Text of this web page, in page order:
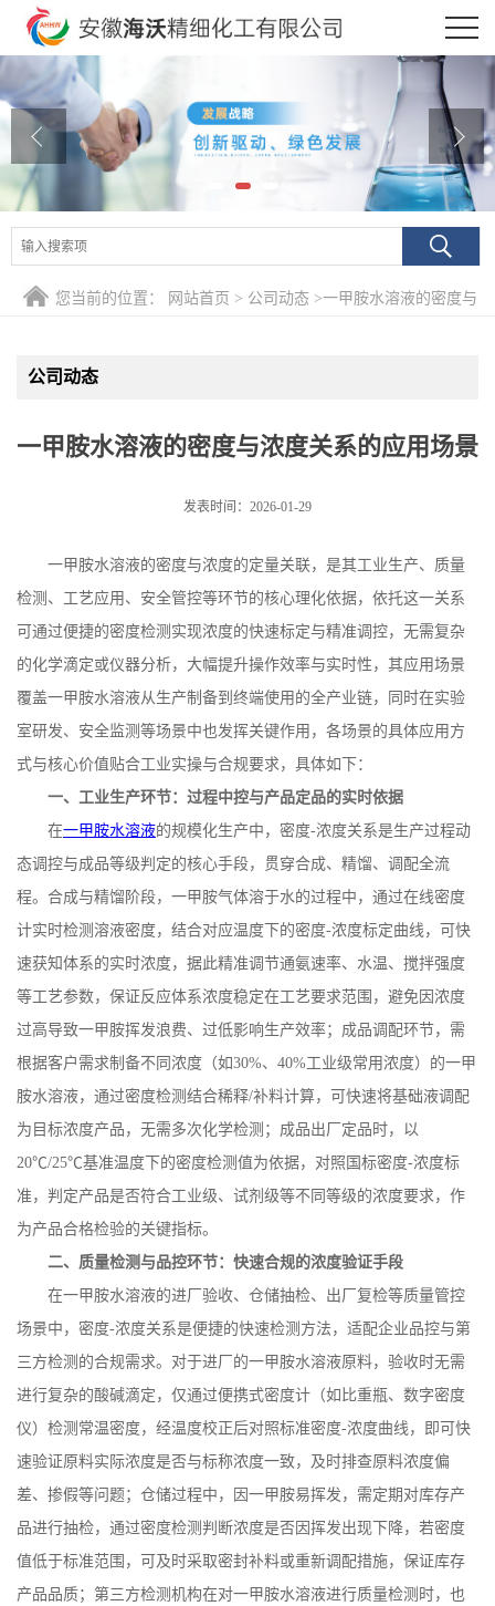
公司首页
公司介绍
公司动态
产品展厅
在线留言
您当前的位置： 网站首页 > 公司动态 >一甲胺水溶液的密度与
公司动态
一甲胺水溶液的密度与浓度关系的应用场景
发表时间：2026-01-29
一甲胺水溶液的密度与浓度的定量关联，是其工业生产、质量
检测、工艺应用、安全管控等环节的核心理化依据，依托这一关系
可通过便捷的密度检测实现浓度的快速标定与精准调控，无需复杂
的化学滴定或仪器分析，大幅提升操作效率与实时性，其应用场景
覆盖一甲胺水溶液从生产制备到终端使用的全产业链，同时在实验
室研发、安全监测等场景中也发挥关键作用，各场景的具体应用方
式与核心价值贴合工业实操与合规要求，具体如下：
一、工业生产环节：过程中控与产品定品的实时依据
在一甲胺水溶液的规模化生产中，密度-浓度关系是生产过程动
态调控与成品等级判定的核心手段，贯穿合成、精馏、调配全流
程。合成与精馏阶段，一甲胺气体溶于水的过程中，通过在线密度
计实时检测溶液密度，结合对应温度下的密度-浓度标定曲线，可快
速获知体系的实时浓度，据此精准调节通氨速率、水温、搅拌强度
等工艺参数，保证反应体系浓度稳定在工艺要求范围，避免因浓度
过高导致一甲胺挥发浪费、过低影响生产效率；成品调配环节，需
根据客户需求制备不同浓度（如30%、 40%工业级常用浓度）的一甲
胺水溶液，通过密度检测结合稀释/补料计算，可快速将基础液调配
为目标浓度产品，无需多次化学检测；成品出厂定品时，以
20℃/25℃基准温度下的密度检测值为依据，对照国标密度-浓度标
准，判定产品是否符合工业级、试剂级等不同等级的浓度要求，作
为产品合格检验的关键指标。
二、质量检测与品控环节：快速合规的浓度验证手段
在一甲胺水溶液的进厂验收、仓储抽检、出厂复检等质量管控
场景中，密度-浓度关系是便捷的快速检测方法，适配企业品控与第
三方检测的合规需求。对于进厂的一甲胺水溶液原料，验收时无需
进行复杂的酸碱滴定，仅通过便携式密度计（如比重瓶、数字密度
仪）检测常温密度，经温度校正后对照标准密度-浓度曲线，即可快
速验证原料实际浓度是否与标称浓度一致，及时排查原料浓度偏
差、掺假等问题；仓储过程中，因一甲胺易挥发，需定期对库存产
品进行抽检，通过密度检测判断浓度是否因挥发出现下降，若密度
值低于标准范围，可及时采取密封补料或重新调配措施，保证库存
产品品质；第三方检测机构在对一甲胺水溶液进行质量检测时，也